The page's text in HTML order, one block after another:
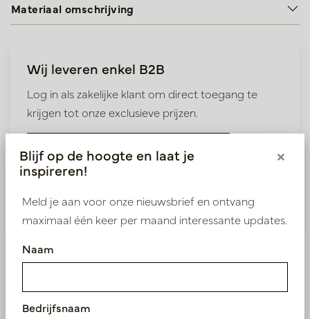
Materiaal omschrijving
Wij leveren enkel B2B
Log in als zakelijke klant om direct toegang te
krijgen tot onze exclusieve prijzen.
Bestaande klant? Log hier in
Vergelijkbare
Blijf op de hoogte en laat je
inspireren!
×
Meld je aan voor onze nieuwsbrief en ontvang
maximaal één keer per maand interessante updates.
Naam
Bedrijfsnaam